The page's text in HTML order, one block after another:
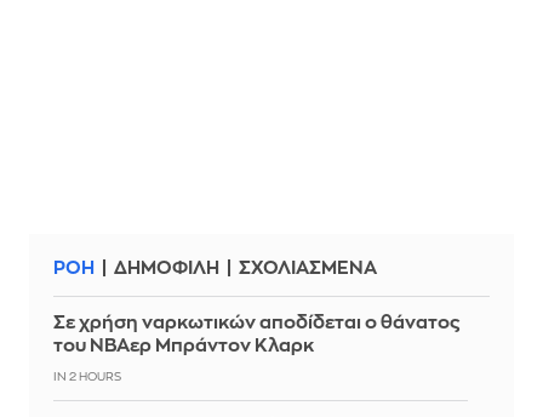
ΡΟΗ ΔΗΜΟΦΙΛΗ ΣΧΟΛΙΑΣΜΕΝΑ
Σε χρήση ναρκωτικών αποδίδεται ο θάνατος
του ΝΒΑερ Μπράντον Κλαρκ
IN 2 HOURS